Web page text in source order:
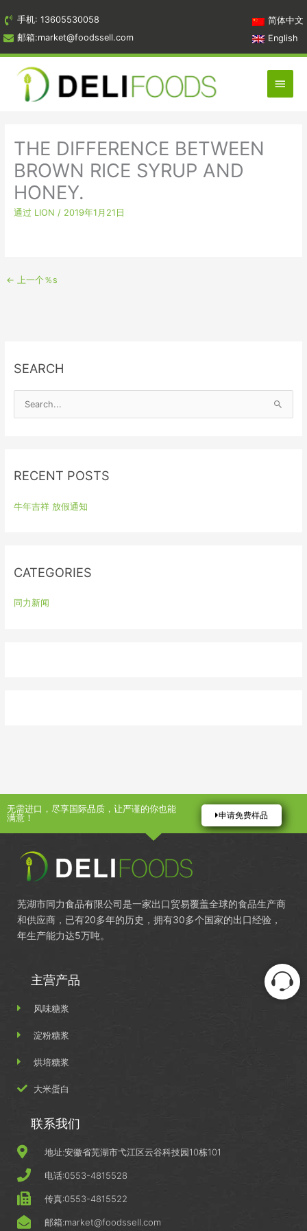
到
内
容
手机: 13605530058
邮箱:market@foodssell.com
简体中文
English
主
菜
THE DIFFERENCE BETWEEN
BROWN RICE SYRUP AND
HONEY.
通过 LION / 2019年1月21日
← 上一个％s
SEARCH
c
f
RECENT POSTS
牛年吉祥 放假通知
CATEGORIES
同力新闻
无需进口，尽享国际品质，让严谨的你也能
满意！
申请免费样品
芜湖市同力食品有限公司是一家出口贸易覆盖全球的食品生产商
和供应商，已有20多年的历史，拥有30多个国家的出口经验，
年生产能力达5万吨。
主营产品
风味糖浆
淀粉糖浆
烘培糖浆
大米蛋白
联系我们
地址:安徽省芜湖市弋江区云谷科技园10栋101
电话:0553-4815528
传真:0553-4815522
邮箱:market@foodssell.com